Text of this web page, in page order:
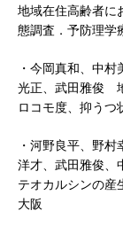
地域在住高齢者に
態調査．予防理学
・今岡真和、中村
光正、武田雅俊
ロコモ度、抑うつ
・河野良平、野村
洋才、武田雅俊、
テオカルシンの
大阪